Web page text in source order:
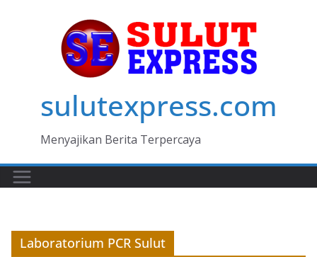
sulutexpress.com
Menyajikan Berita Terpercaya
Laboratorium PCR Sulut